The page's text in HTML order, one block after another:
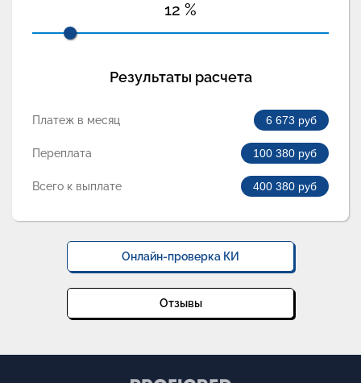
12 %
Результаты расчета
Платеж в месяц 6 673 руб
Переплата 100 380 руб
Всего к выплате 400 380 руб
Онлайн-проверка КИ
Отзывы